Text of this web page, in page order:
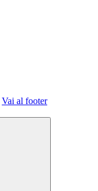
Vai al footer